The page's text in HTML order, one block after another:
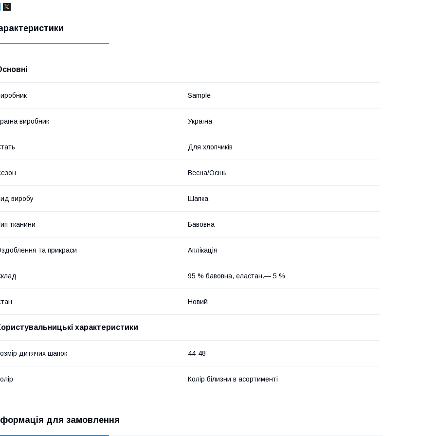
Sample
виробник Україна
Для хлопчиків
Весна/Осінь
виробу Шапка
тканини Бавовна
та прикраси Аплікація
95 % бавовна, еластан.― 5 %
Новий
характеристики
дитячих шапок 44-48
Колір білизни в асортименті
для замовлення